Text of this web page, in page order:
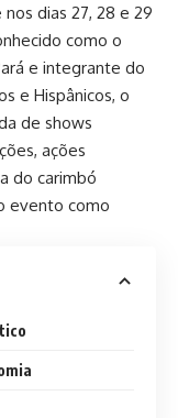
dias 27, 28 e 29
como o
e integrante do
e Hispânicos, o
de shows
ações
do carimbó
evento como